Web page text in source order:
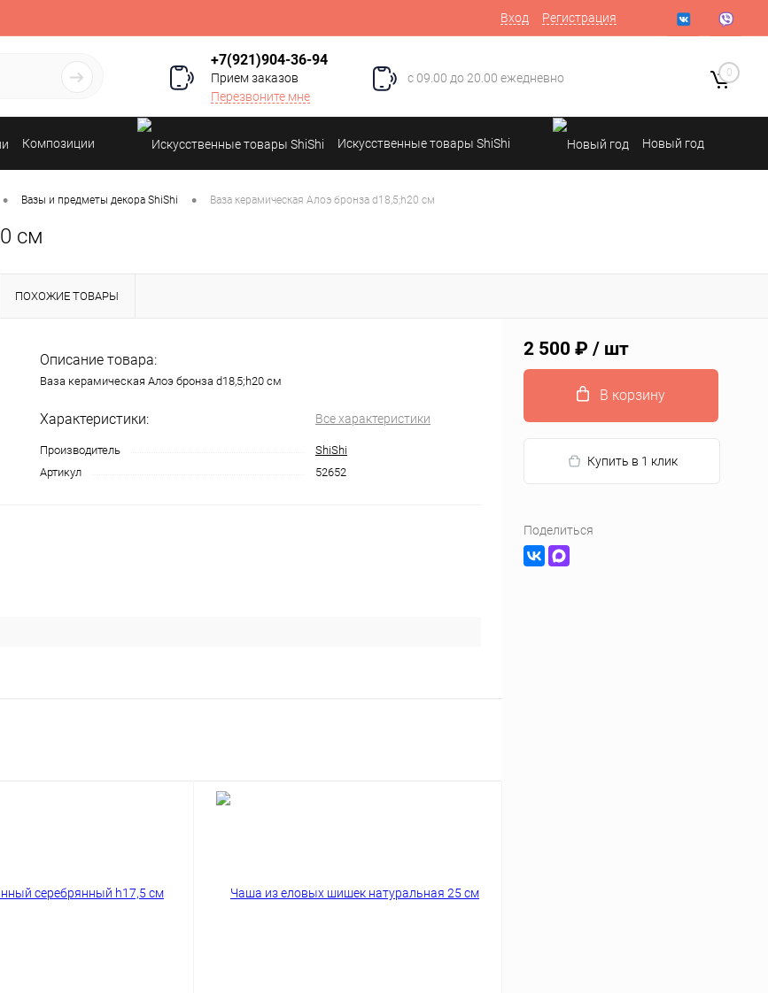
Вход Регистрация
+7(921)904-36-94
Прием заказов
Перезвоните мне
с 09.00 до 20.00 ежедневно 0
Композиции Искусственные товары ShiShi Новый год
• Вазы и предметы декора ShiShi • Ваза керамическая Алоэ бронза d18,5;h20 см
см
ПОХОЖИЕ ТОВАРЫ
Описание товара:
Ваза керамическая Алоэ бронза d18,5;h20 см
Характеристики: Все характеристики
Производитель
ShiShi
Артикул
52652
2 500 ₽ / шт
В корзину
Купить в 1 клик
Поделиться